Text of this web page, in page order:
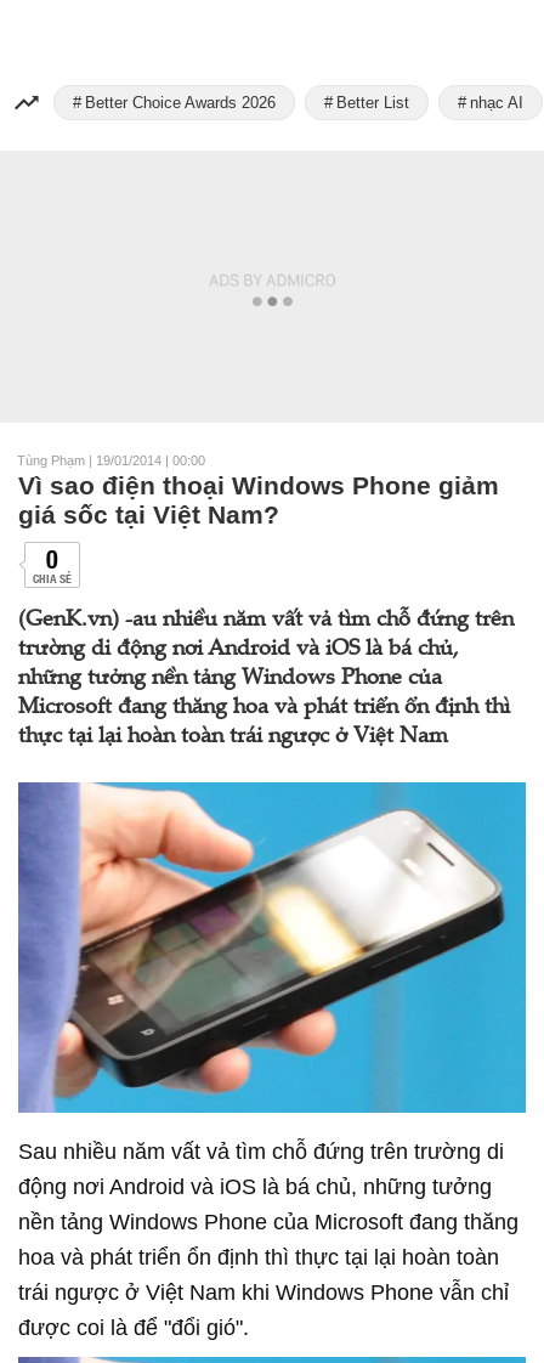
Better Choice Awards 2026 Better List nhạc AI
Tùng Phạm | 19/01/2014 | 00:00
Vì sao điện thoại Windows Phone giảm
giá sốc tại Việt Nam?
0
CHIA SẺ
(GenK.vn) -au nhiều năm vất vả tìm chỗ đứng trên
trường di động nơi Android và iOS là bá chủ,
những tưởng nền tảng Windows Phone của
Microsoft đang thăng hoa và phát triển ổn định thì
thực tại lại hoàn toàn trái ngược ở Việt Nam
Sau nhiều năm vất vả tìm chỗ đứng trên trường di
động nơi Android và iOS là bá chủ, những tưởng
nền tảng Windows Phone của Microsoft đang thăng
hoa và phát triển ổn định thì thực tại lại hoàn toàn
trái ngược ở Việt Nam khi Windows Phone vẫn chỉ
được coi là để "đổi gió".